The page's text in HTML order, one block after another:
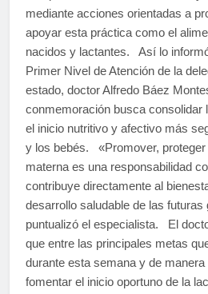
mediante acciones orientadas a
apoyar esta práctica como el
nacidos y lactantes. Así lo
Primer Nivel de Atención de la
estado, doctor Alfredo Báez
conmemoración busca consolidar
el inicio nutritivo y afectivo más
y los bebés. «Promover, proteger
materna es una responsabilidad
contribuye directamente al
desarrollo saludable de las futuras
puntualizó el especialista. El
que entre las principales metas
durante esta semana y de
fomentar el inicio oportuno de la